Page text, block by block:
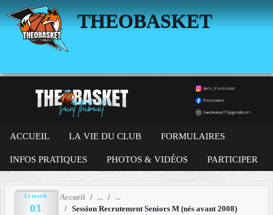
THEOBASKET
ACCUEIL LA VIE DU CLUB FORMULAIRES
INFOS PRATIQUES PHOTOS & VIDÉOS PARTICIPER
Le mardi
03
Accueil
Session Recrutement Seniors M (nés avant 2008)
Panneau de gestion des cookies